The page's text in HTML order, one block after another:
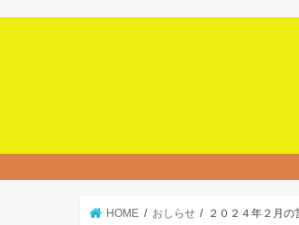
HOME おしらせ ２０２４年２月の